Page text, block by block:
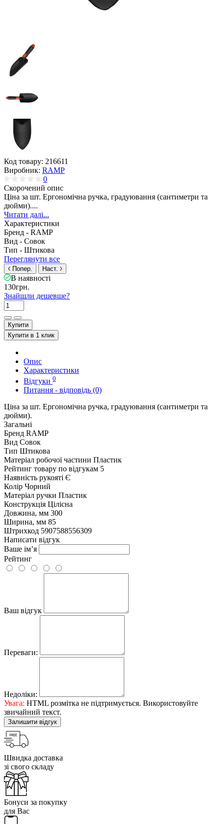
Код товару: 216611
Виробник: RAMP
0
Скорочений опис
Ціна за шт. Ергономічна ручка, градуювання (сантиметри та
дюйми)....
Читати далі...
Характеристики
Бренд - RAMP
Вид - Совок
Тип - Штикова
Переглянути все
Попер. Наст.
В наявності
130грн.
Знайшли дешевше?
Купити
Купити в 1 клик
Опис
Характеристики
Відгуки 0
Питання - відповідь (0)
Ціна за шт. Ергономічна ручка, градуювання (сантиметри та
дюйми).
Загальні
Бренд RAMP
Вид Совок
Тип Штикова
Матеріал робочої частини Пластик
Рейтинг товару по відгукам 5
Наявність рукояті Є
Колір Чорний
Матеріал ручки Пластик
Конструкція Цілісна
Довжина, мм 300
Ширина, мм 85
Штрихкод 5907588556309
Написати відгук
Ваше ім’я
Рейтинг
Ваш відгук
Переваги:
Недоліки:
Увага: HTML розмітка не підтримується. Використовуйте
звичайний текст.
Залишити відгук
Швидка доставка
зі свого складу
Бонуси за покупку
для Вас